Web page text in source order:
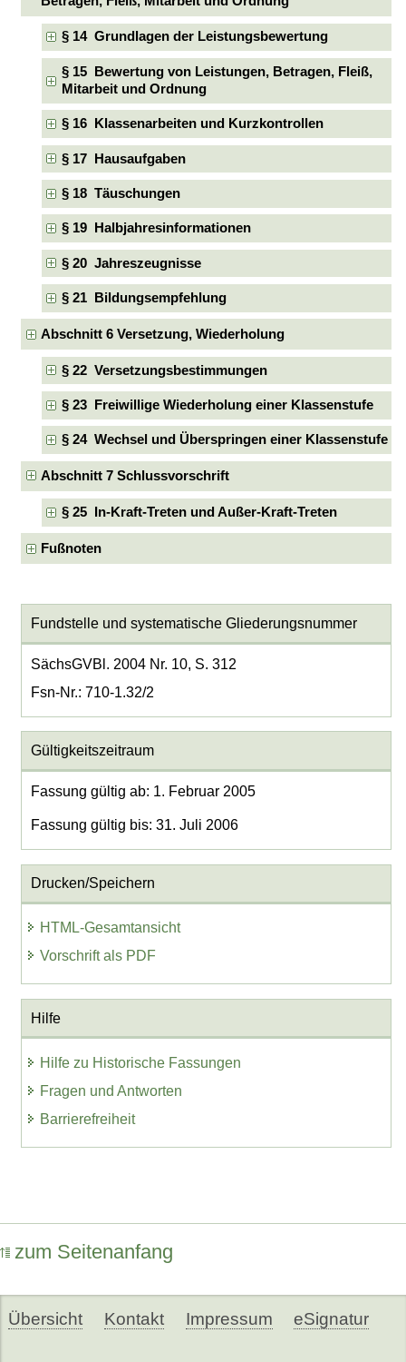
§ 14 Grundlagen der Leistungsbewertung
§ 15 Bewertung von Leistungen, Betragen, Fleiß,
Mitarbeit und Ordnung
§ 16 Klassenarbeiten und Kurzkontrollen
§ 17 Hausaufgaben
§ 18 Täuschungen
§ 19 Halbjahresinformationen
§ 20 Jahreszeugnisse
§ 21 Bildungsempfehlung
Abschnitt 6 Versetzung, Wiederholung
§ 22 Versetzungsbestimmungen
§ 23 Freiwillige Wiederholung einer Klassenstufe
§ 24 Wechsel und Überspringen einer Klassenstufe
Abschnitt 7 Schlussvorschrift
§ 25 In-Kraft-Treten und Außer-Kraft-Treten
Fußnoten
Fundstelle und systematische Gliederungsnummer
SächsGVBl. 2004 Nr. 10, S. 312
Fsn-Nr.: 710-1.32/2
Gültigkeitszeitraum
Fassung gültig ab: 1. Februar 2005
Fassung gültig bis: 31. Juli 2006
Drucken/Speichern
HTML-Gesamtansicht
Vorschrift als PDF
Hilfe
Hilfe zu Historische Fassungen
Fragen und Antworten
Barrierefreiheit
zum Seitenanfang
Übersicht Kontakt Impressum eSignatur